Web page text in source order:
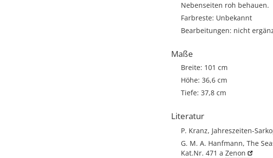
Nebenseiten roh behauen.
Farbreste: Unbekannt
Bearbeitungen: nicht
Maße
Breite: 101 cm
Höhe: 36,6 cm
Tiefe: 37,8 cm
Literatur
P. Kranz, Jahreszeiten-
G. M. A. Hanfmann, The
Kat.Nr. 471 a Zenon